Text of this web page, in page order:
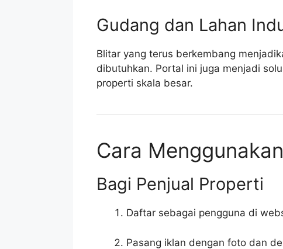
Gudang dan Lahan
Blitar yang terus berkembang
dibutuhkan. Portal ini juga menjadi
properti skala besar.
Cara
Bagi Penjual Properti
Daftar sebagai pengguna di
Pasang iklan dengan foto dan